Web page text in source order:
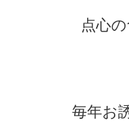
点心
毎年お